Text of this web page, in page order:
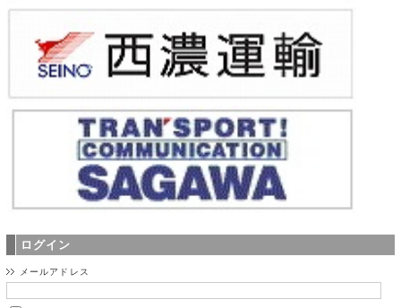
ログイン
メールアドレス